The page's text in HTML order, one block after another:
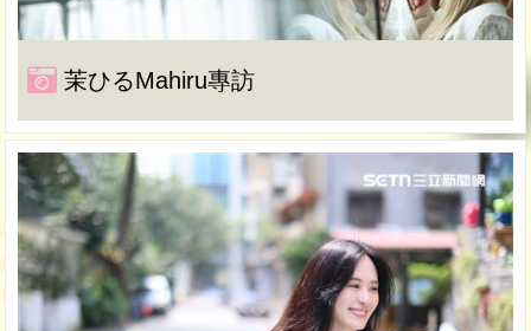
茉ひるMahiru專訪